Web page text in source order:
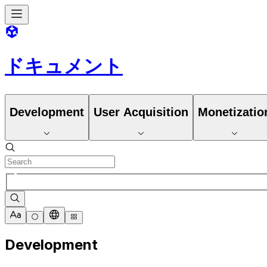
ドキュメント
Development User Acquisition
Development